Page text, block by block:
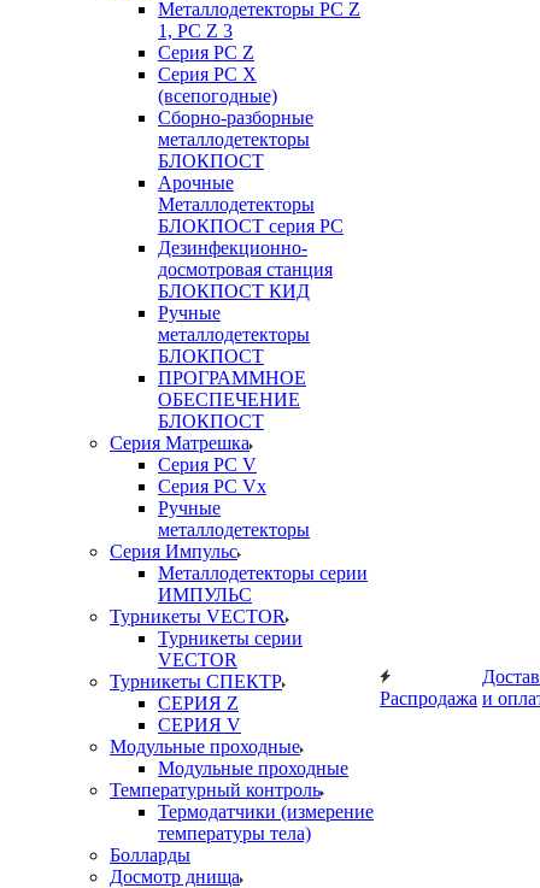
Металлодетекторы РС Z
1, PC Z 3
Серия РС Z
Серия РС X
(всепогодные)
Сборно-разборные
металлодетекторы
БЛОКПОСТ
Арочные
Металлодетекторы
БЛОКПОСТ серия РС
Дезинфекционно-
досмотровая станция
БЛОКПОСТ КИД
Ручные
металлодетекторы
БЛОКПОСТ
ПРОГРАММНОЕ
ОБЕСПЕЧЕНИЕ
БЛОКПОСТ
Серия Матрешка
Серия PC V
Серия PC Vx
Ручные
металлодетекторы
Серия Импульс
Металлодетекторы серии
ИМПУЛЬС
Турникеты VECTOR
Турникеты серии
VECTOR
Турникеты СПЕКТР
СЕРИЯ Z
СЕРИЯ V
Модульные проходные
Модульные проходные
Температурный контроль
Термодатчики (измерение
температуры тела)
Болларды
Досмотр днища
Распродажа и